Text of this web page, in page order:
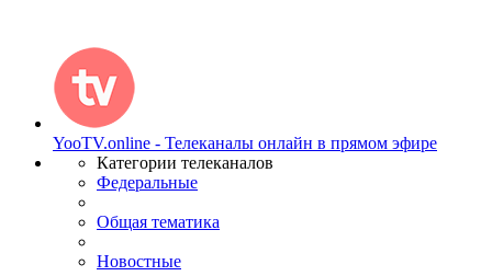
YooTV.online - Телеканалы онлайн в прямом эфире
Категории телеканалов
Федеральные
Общая тематика
Новостные